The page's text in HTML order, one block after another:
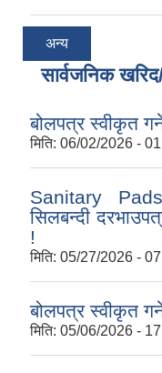
अन्य
सार्वजनिक
बोलपत्र स्वीकृत
मिति: 06/02/2026 -
Sanitary
सिलबन्दी
!
मिति: 05/27/2026 -
बोलपत्र स्वीकृत
मिति: 05/06/2026 -